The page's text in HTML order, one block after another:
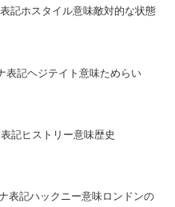
記ホスタイル意味敵対的な状態
表記ヘジテイト意味ためらい
記ヒストリー意味歴史
表記ハックニー意味ロンドンの